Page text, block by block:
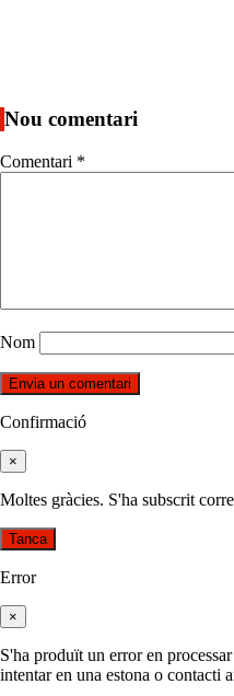
Nou comentari
Comentari *
Nom
Confirmació
×
Moltes gràcies. S'ha subscrit
Tanca
Error
×
S'ha produït un error en
intentar en una estona o contacti